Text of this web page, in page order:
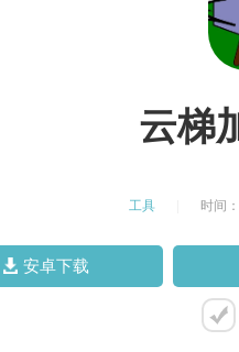
云梯
工具 时间
安卓下载